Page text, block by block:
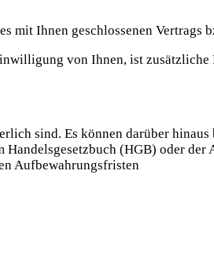
mit Ihnen geschlossenen
von Ihnen, ist zusätzliche
sind. Es können darüber
(HGB) oder
Aufbewahrungsfristen